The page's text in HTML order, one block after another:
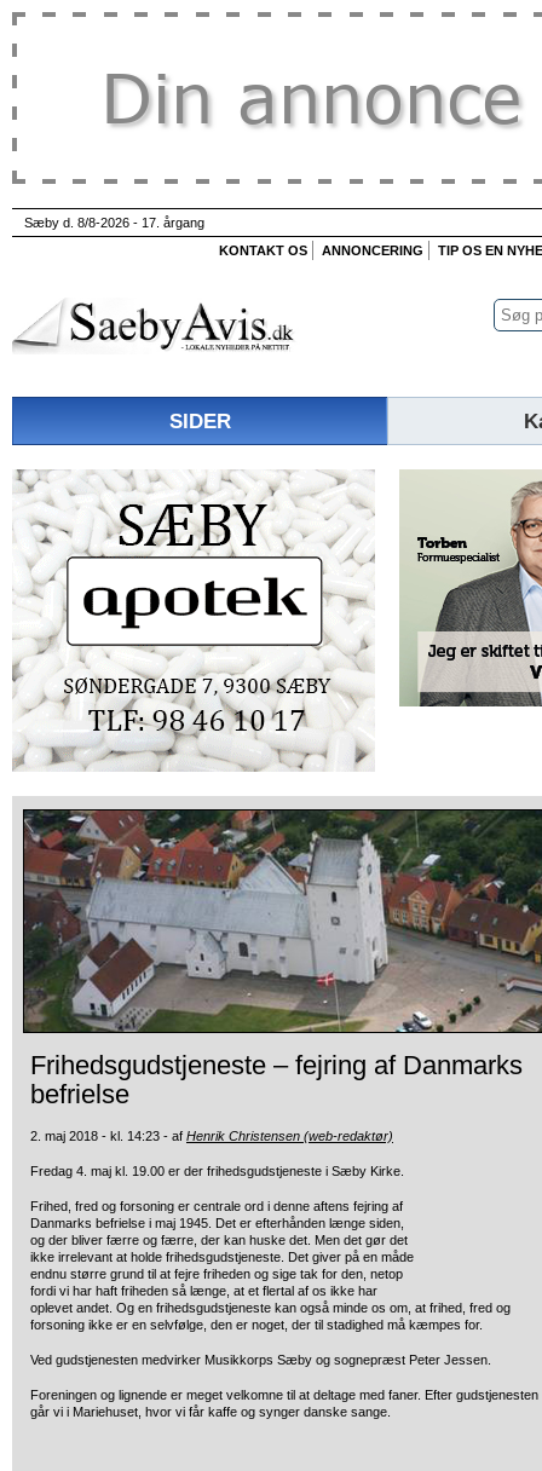
Sæby d. 8/8-2026 - 17. årgang
KONTAKT OS
ANNONCERING TIP OS EN
SIDER
Frihedsgudstjeneste – fejring af Danmarks
befrielse
2. maj 2018 - kl. 14:23 - af Henrik Christensen (web-redaktør)
Fredag 4. maj kl. 19.00 er der frihedsgudstjeneste i Sæby Kirke.
Frihed, fred og forsoning er centrale ord i denne aftens fejring af
Danmarks befrielse i maj 1945. Det er efterhånden længe siden,
og der bliver færre og færre, der kan huske det. Men det gør det
ikke irrelevant at holde frihedsgudstjeneste. Det giver på en måde
endnu større grund til at fejre friheden og sige tak for den, netop
fordi vi har haft friheden så længe, at et flertal af os ikke har
oplevet andet. Og en frihedsgudstjeneste kan også minde os om, at frihed, fred og
forsoning ikke er en selvfølge, den er noget, der til stadighed må kæmpes for.
Ved gudstjenesten medvirker Musikkorps Sæby og sognepræst Peter Jessen.
Foreningen og lignende er meget velkomne til at deltage med faner. Efter gudstjenesten
går vi i Mariehuset, hvor vi får kaffe og synger danske sange.